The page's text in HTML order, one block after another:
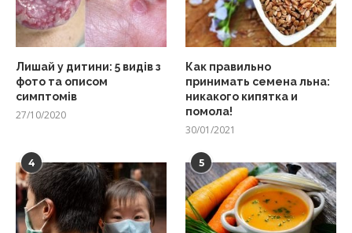
Лишай у дитини: 5 видів з
фото та описом
симптомів
27/10/2020
Как правильно
принимать семена льна:
никакого кипятка и
помола!
30/01/2021
4 5